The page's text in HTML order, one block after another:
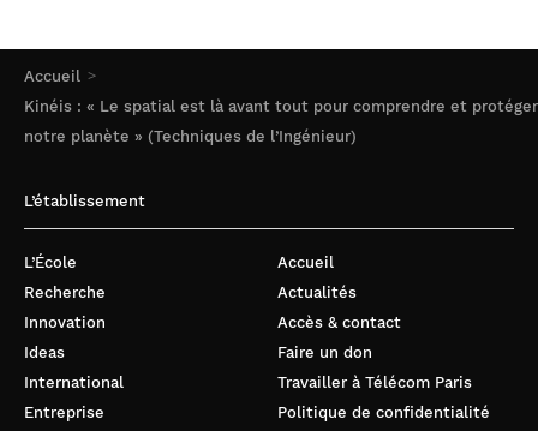
Accueil
Kinéis : « Le spatial est là avant tout pour comprendre et protéger
notre planète » (Techniques de l’Ingénieur)
L’établissement
L’École
Recherche
Innovation
Ideas
International
Entreprise
Accueil
Actualités
Accès & contact
Faire un don
Travailler à Télécom Paris
Politique de confidentialité